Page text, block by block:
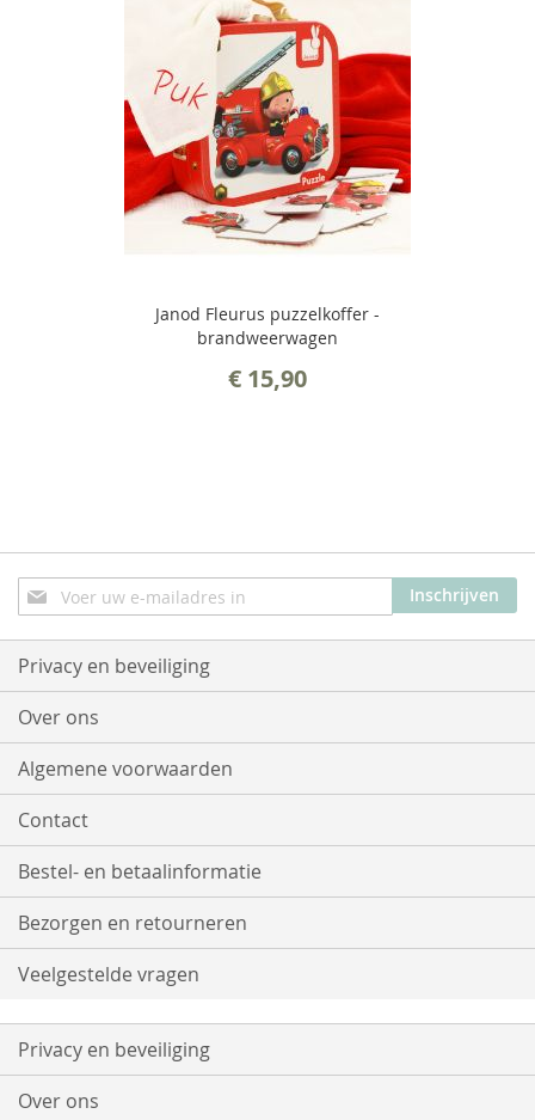
Janod Fleurus puzzelkoffer -
brandweerwagen
€ 15,90
Abonneer
u
op
onze
nieuwsbrief
Inschrijven
Privacy en beveiliging
Over ons
Algemene voorwaarden
Contact
Bestel- en betaalinformatie
Bezorgen en retourneren
Veelgestelde vragen
Privacy en beveiliging
Over ons